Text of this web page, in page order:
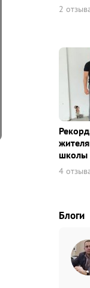
2
школы
4
Блоги